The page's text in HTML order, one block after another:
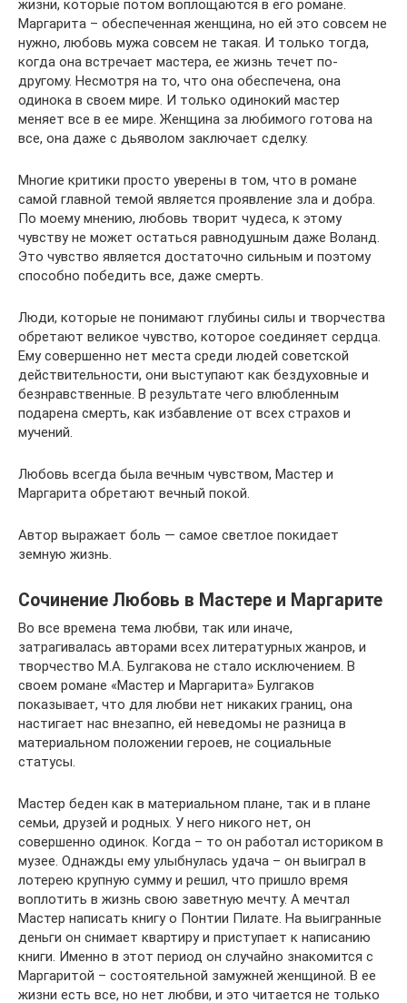
жизни, которые потом воплощаются в его романе.
Маргарита – обеспеченная женщина, но ей это совсем не
нужно, любовь мужа совсем не такая. И только тогда,
когда она встречает мастера, ее жизнь течет по-
другому. Несмотря на то, что она обеспечена, она
одинока в своем мире. И только одинокий мастер
меняет все в ее мире. Женщина за любимого готова на
все, она даже с дьяволом заключает сделку.
Многие критики просто уверены в том, что в романе
самой главной темой является проявление зла и добра.
По моему мнению, любовь творит чудеса, к этому
чувству не может остаться равнодушным даже Воланд.
Это чувство является достаточно сильным и поэтому
способно победить все, даже смерть.
Люди, которые не понимают глубины силы и творчества
обретают великое чувство, которое соединяет сердца.
Ему совершенно нет места среди людей советской
действительности, они выступают как бездуховные и
безнравственные. В результате чего влюбленным
подарена смерть, как избавление от всех страхов и
мучений.
Любовь всегда была вечным чувством, Мастер и
Маргарита обретают вечный покой.
Автор выражает боль — самое светлое покидает
земную жизнь.
Сочинение Любовь в Мастере и Маргарите
Во все времена тема любви, так или иначе,
затрагивалась авторами всех литературных жанров, и
творчество М.А. Булгакова не стало исключением. В
своем романе «Мастер и Маргарита» Булгаков
показывает, что для любви нет никаких границ, она
настигает нас внезапно, ей неведомы не разница в
материальном положении героев, не социальные
статусы.
Мастер беден как в материальном плане, так и в плане
семьи, друзей и родных. У него никого нет, он
совершенно одинок. Когда – то он работал историком в
музее. Однажды ему улыбнулась удача – он выиграл в
лотерею крупную сумму и решил, что пришло время
воплотить в жизнь свою заветную мечту. А мечтал
Мастер написать книгу о Понтии Пилате. На выигранные
деньги он снимает квартиру и приступает к написанию
книги. Именно в этот период он случайно знакомится с
Маргаритой – состоятельной замужней женщиной. В ее
жизни есть все, но нет любви, и это читается не только